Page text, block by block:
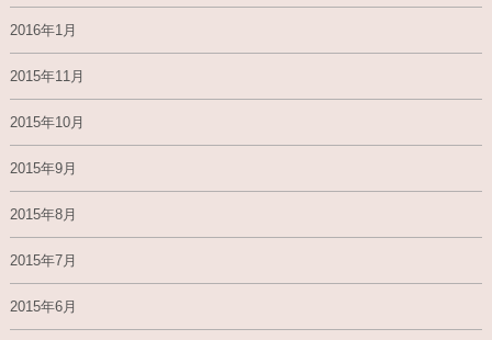
2016年1月
2015年11月
2015年10月
2015年9月
2015年8月
2015年7月
2015年6月